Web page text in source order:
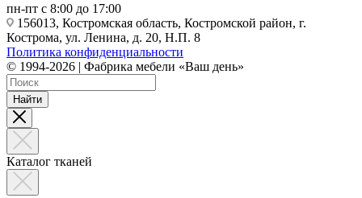
пн-пт с 8:00 до 17:00
156013, Костромская область, Костромской район, г.
Кострома, ул. Ленина, д. 20, Н.П. 8
Политика конфиденциальности
© 1994-2026 | Фабрика мебели «Ваш день»
Найти
Каталог тканей